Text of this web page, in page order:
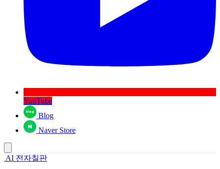
YouTube
Blog
Naver Store
AI 전자칠판